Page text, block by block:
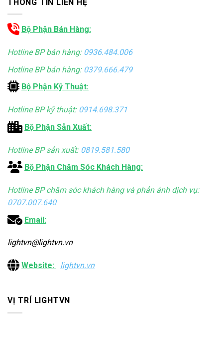
THÔNG TIN LIÊN HỆ
Bộ Phận Bán Hàng:
Hotline BP bán hàng: 0936.484.006
Hotline BP bán hàng: 0379.666.479
Bộ Phận Kỹ Thuật:
Hotline BP kỹ thuật: 0914.698.371
Bộ Phận Sản Xuất:
Hotline BP sản xuất: 0819.581.580
Bộ Phận Chăm Sóc Khách Hàng:
Hotline BP chăm sóc khách hàng và phản ánh dịch vụ:
0707.007.640
Email:
lightvn@lightvn.vn
Website: lightvn.vn
VỊ TRÍ LIGHTVN